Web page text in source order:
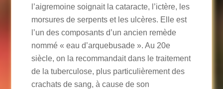
l’aigremoine soignait la cataracte, l’ictère, les
morsures de serpents et les ulcères. Elle est
l’un des composants d’un ancien remède
nommé « eau d’arquebusade ». Au 20e
siècle, on la recommandait dans le traitement
de la tuberculose, plus particulièrement des
crachats de sang, à cause de son